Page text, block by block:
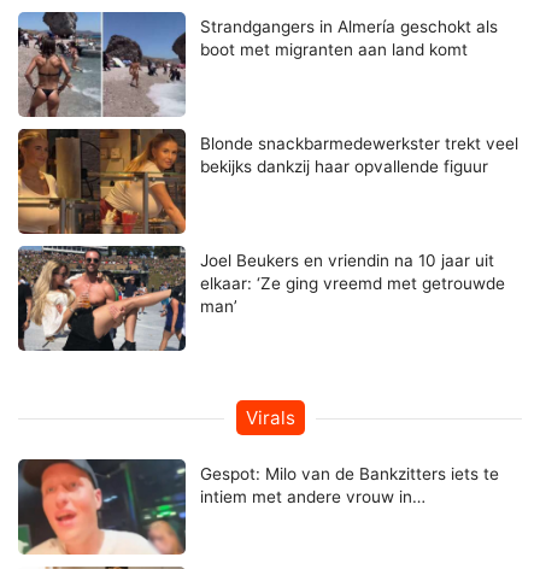
Strandgangers in Almería geschokt als
boot met migranten aan land komt
Blonde snackbarmedewerkster trekt veel
bekijks dankzij haar opvallende figuur
Joel Beukers en vriendin na 10 jaar uit
elkaar: ‘Ze ging vreemd met getrouwde
man’
Virals
Gespot: Milo van de Bankzitters iets te
intiem met andere vrouw in…